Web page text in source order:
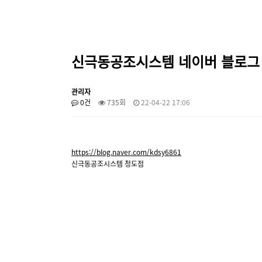
신극동공조시스템 네이버 블로
관리자
0건
735회 22-04-22 17:06
https://blog.naver.com/kdsy6861
신극동공조시스템 청도점